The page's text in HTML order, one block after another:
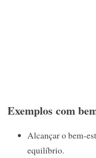
Exemplos com
Alcançar o bem-
equilíbrio.